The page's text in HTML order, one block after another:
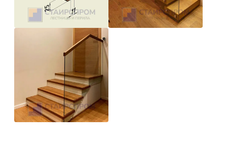
л
о
4